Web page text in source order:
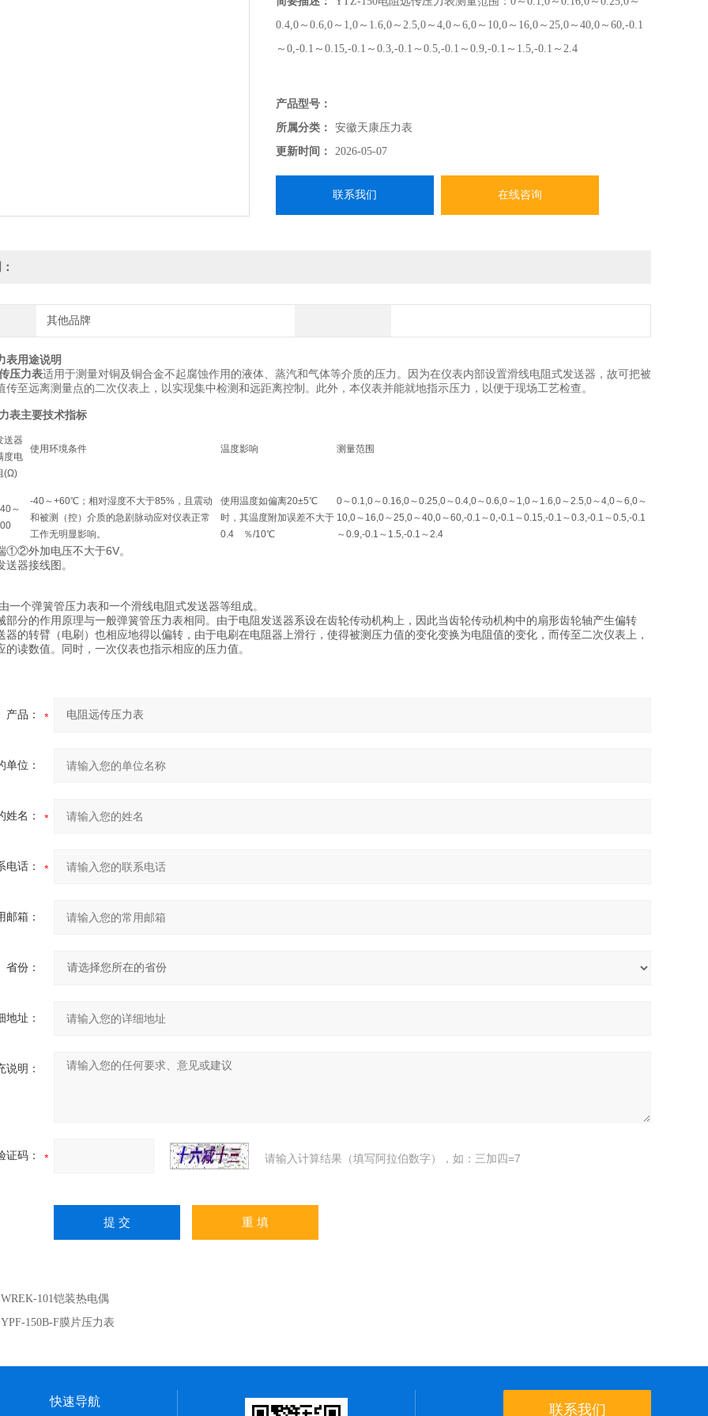
0.4,0～0.6,0～1,0～1.6,0～2.5,0～4,0～6,0～10,0～16,0～25,0～40,0～60,-0.1
～0,-0.1～0.15,-0.1～0.3,-0.1～0.5,-0.1～0.9,-0.1～1.5,-0.1～2.4
产品型号：
所属分类：
安徽天康压力表
更新时间：
2026-05-07
联系我们 在线咨询
其他品牌
表用途说明
压力表适用于测量对铜及铜合金不起腐蚀作用的液体、蒸汽和气体等介质的压力。因为在仪表内部设置滑线电阻式发送器，故可把被
传至远离测量点的二次仪表上，以实现集中检测和远距离控制。此外，本仪表并能就地指示压力，以便于现场工艺检查。
表主要技术指标
送器
度电
(Ω)
使用环境条件 温度影响 测量范围
～
-40～+60℃；相对湿度不大于85%，且震动
和被测（控）介质的急剧脉动应对仪表正常
工作无明显影响。
使用温度如偏离20±5℃
时，其温度附加误差不大于
0.4 ％/10℃
0～0.1,0～0.16,0～0.25,0～0.4,0～0.6,0～1,0～1.6,0～2.5,0～4,0～6,0～
10,0～16,0～25,0～40,0～60,-0.1～0,-0.1～0.15,-0.1～0.3,-0.1～0.5,-0.1
～0.9,-0.1～1.5,-0.1～2.4
①②外加电压不大于6V。
器接线图。
个弹簧管压力表和一个滑线电阻式发送器等组成。
的作用原理与一般弹簧管压力表相同。由于电阻发送器系设在齿轮传动机构上，因此当齿轮传动机构中的扇形齿轮轴产生偏转
器的转臂（电刷）也相应地得以偏转，由于电刷在电阻器上滑行，使得被测压力值的变化变换为电阻值的变化，而传至二次仪表上，
的读数值。同时，一次仪表也指示相应的压力值。
产品：
单位：
姓名：
电话：
邮箱：
省份：
地址：
说明：
证码： 请输入计算结果（填写阿拉伯数字），如：三加四=7
WREK-101铠装热电偶
YPF-150B-F膜片压力表
快速导航
联系我们